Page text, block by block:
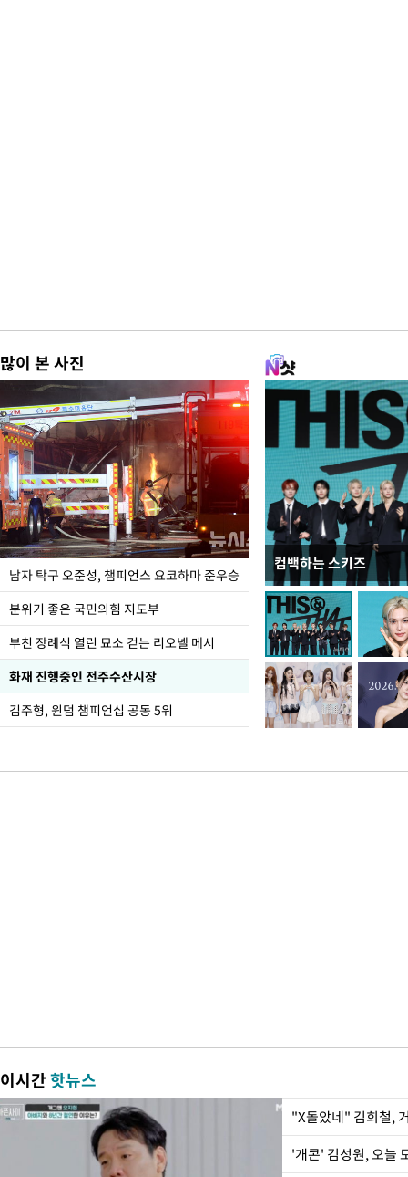
많이 본 사진
남자 탁구 오준성, 챔피언스 요코하마 준우승
분위기 좋은 국민의힘 지도부
부친 장례식 열린 묘소 걷는 리오넬 메시
화재 진행중인 전주수산시장
김주형, 윈덤 챔피언십 공동 5위
컴백하는 스키즈
한-미, UFS연합연습
이시간핫뉴스
"X돌았네" 김희철,
'개콘' 김성원, 오늘